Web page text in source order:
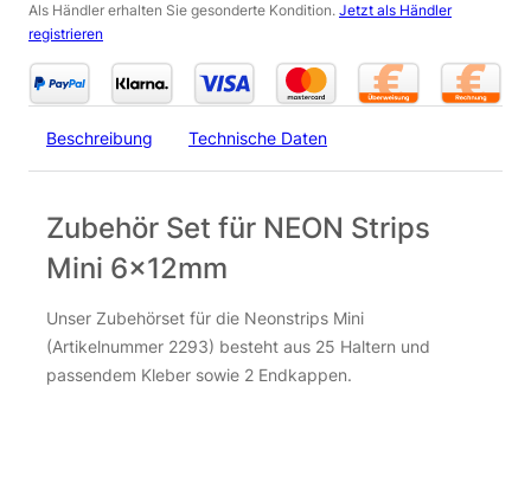
Als Händler erhalten Sie gesonderte Kondition. Jetzt als Händler
registrieren
Beschreibung Technische Daten
Zubehör Set für NEON Strips
Mini 6x12mm
Unser Zubehörset für die Neonstrips Mini
(Artikelnummer 2293) besteht aus 25 Haltern und
passendem Kleber sowie 2 Endkappen.